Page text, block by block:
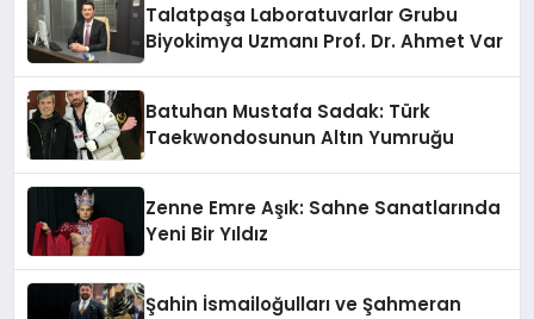
Talatpaşa Laboratuvarlar Grubu
Biyokimya Uzmanı Prof. Dr. Ahmet Var
Batuhan Mustafa Sadak: Türk
Taekwondosunun Altın Yumruğu
Zenne Emre Aşık: Sahne Sanatlarında
Yeni Bir Yıldız
Şahin İsmailoğulları ve Şahmeran